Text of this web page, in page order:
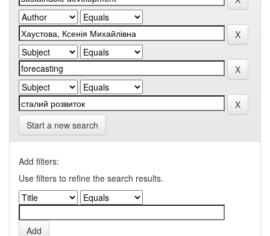
Start a new search
Add filters:
Use filters to refine the search results.